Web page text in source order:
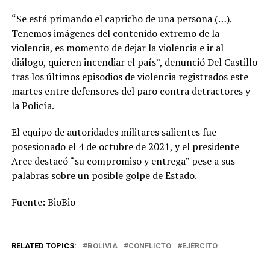
“Se está primando el capricho de una persona (…).
Tenemos imágenes del contenido extremo de la
violencia, es momento de dejar la violencia e ir al
diálogo, quieren incendiar el país”, denunció Del Castillo
tras los últimos episodios de violencia registrados este
martes entre defensores del paro contra detractores y
la Policía.
El equipo de autoridades militares salientes fue
posesionado el 4 de octubre de 2021, y el presidente
Arce destacó “su compromiso y entrega” pese a sus
palabras sobre un posible golpe de Estado.
Fuente: BioBio
RELATED TOPICS: BOLIVIA CONFLICTO EJÉRCITO